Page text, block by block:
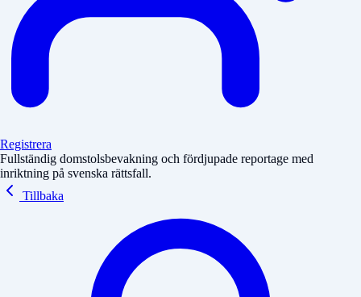
Registrera
Fullständig domstolsbevakning och fördjupade reportage med
inriktning på svenska rättsfall.
Tillbaka